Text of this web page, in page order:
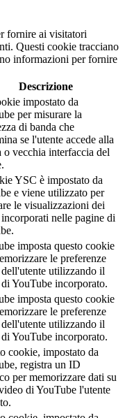
fornire ai visitatori
Questi cookie tracciano
informazioni per fornire
Descrizione
impostato da
per misurare la
di banda che
se l'utente accede alla
o vecchia interfaccia del
YSC è impostato da
e viene utilizzato per
le visualizzazioni dei
nelle pagine di
imposta questo cookie
le preferenze
utilizzando il
YouTube incorporato.
imposta questo cookie
le preferenze
utilizzando il
YouTube incorporato.
cookie, impostato da
registra un ID
per memorizzare dati su
di YouTube l'utente